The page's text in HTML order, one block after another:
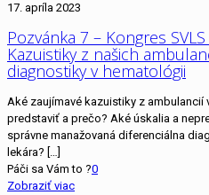
17. apríla 2023
Pozvánka 7 – Kongres
Kazuistiky z našich
diagnostiky v hematológii
Aké zaujímavé kazuistiky z
predstaviť a prečo? Aké úskalia a
správne manažovaná diferenciálna
lekára? […]
Páči sa Vám to ?0
Zobraziť viac